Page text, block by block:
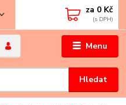
Menu
Hledat
za 0 Kč